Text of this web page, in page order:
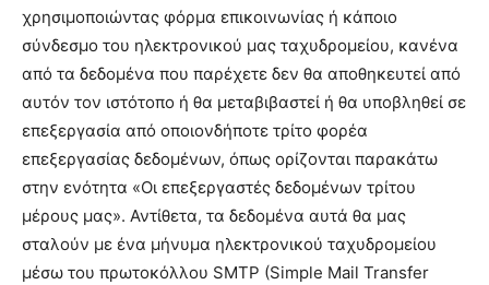
χρησιμοποιώντας φόρμα επικοινωνίας ή κάποιο
σύνδεσμο του ηλεκτρονικού μας ταχυδρομείου, κανένα
από τα δεδομένα που παρέχετε δεν θα αποθηκευτεί από
αυτόν τον ιστότοπο ή θα μεταβιβαστεί ή θα υποβληθεί σε
επεξεργασία από οποιονδήποτε τρίτο φορέα
επεξεργασίας δεδομένων, όπως ορίζονται παρακάτω
στην ενότητα «Οι επεξεργαστές δεδομένων τρίτου
μέρους μας». Αντίθετα, τα δεδομένα αυτά θα μας
σταλούν με ένα μήνυμα ηλεκτρονικού ταχυδρομείου
μέσω του πρωτοκόλλου SMTP (Simple Mail Transfer